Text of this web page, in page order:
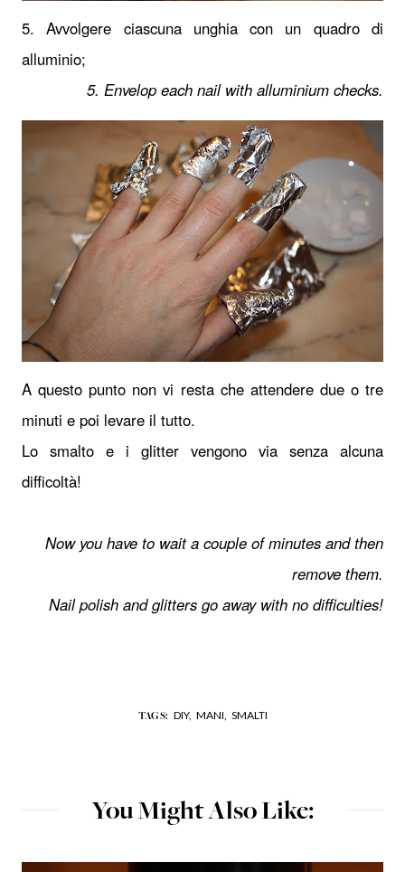
5. Avvolgere ciascuna unghia con un quadro di
alluminio;
5. Envelop each nail with alluminium checks.
A questo punto non vi resta che attendere due o tre
minuti e poi levare il tutto.
Lo smalto e i glitter vengono via senza alcuna
difficoltà!
Now you have to wait a couple of minutes and then
remove them.
Nail polish and glitters go away with no difficulties!
TAGS: DIY, MANI, SMALTI
You Might Also Like: